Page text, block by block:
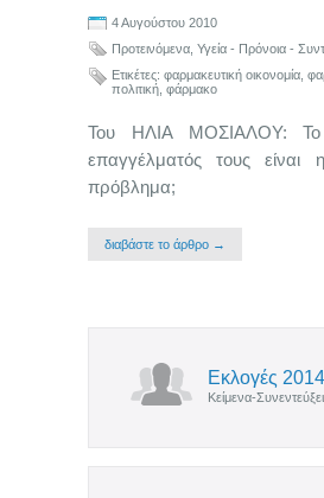
4 Αυγούστου 2010
Προτεινόμενα Υγεία - Πρόνοια -
Ετικέτες: φαρμακευτική οικονομία
πολιτική φάρμακο
Του ΗΛΙΑ ΜΟΣΙΑΛΟΥ: Το
επαγγέλματός τους
πρόβλημα;
διαβάστε το άρθρο →
Εκλογές 2014
Κείμενα-